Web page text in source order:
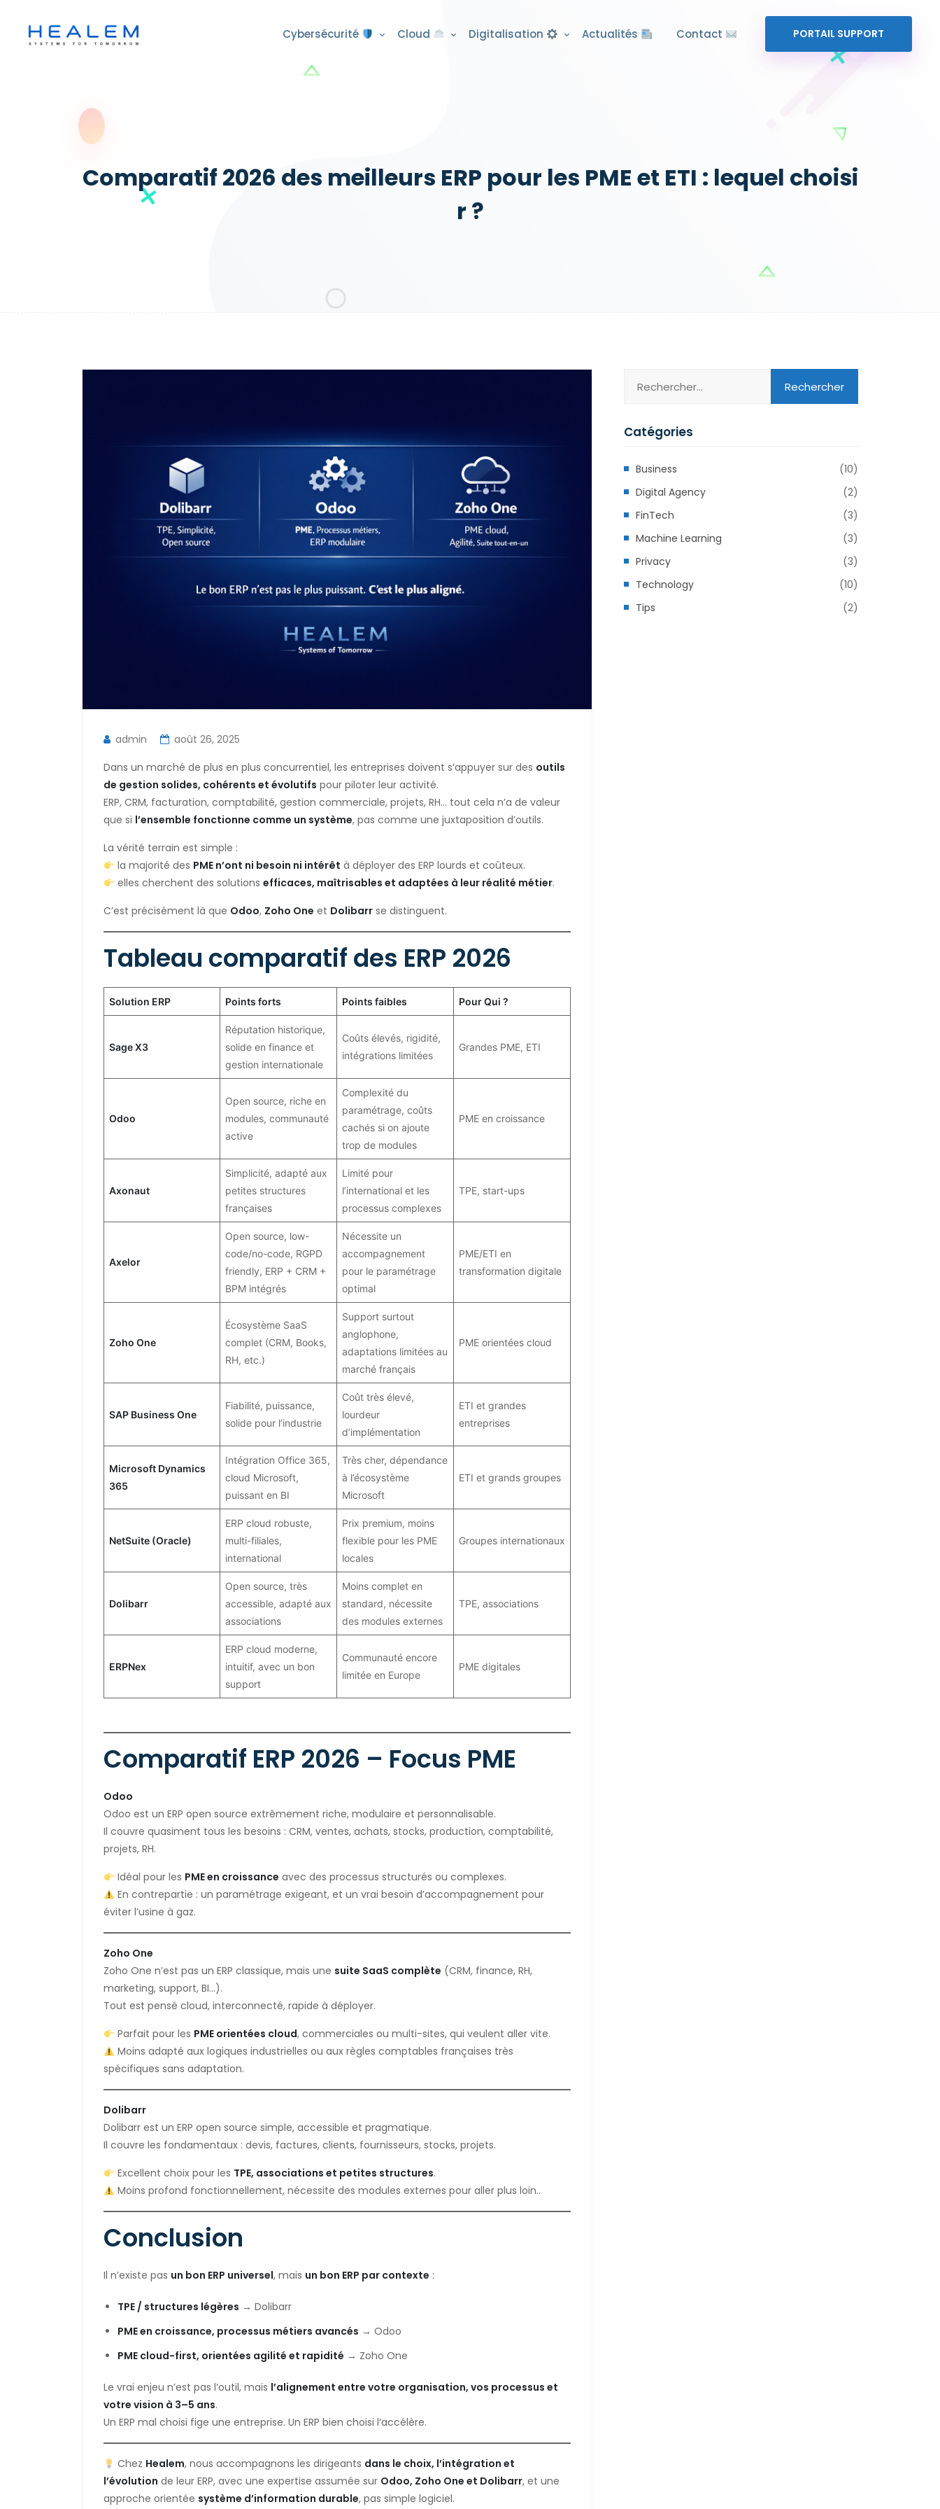
Cybersécurité Cloud Digitalisation Actualités Contact PORTAIL SUPPORT
Comparatif 2026 des meilleurs ERP pour les PME et ETI : lequel choisi
r ?
admin
août 26, 2025
Dans un marché de plus en plus concurrentiel, les entreprises doivent s’appuyer sur des outils
de gestion solides, cohérents et évolutifs pour piloter leur activité.
ERP, CRM, facturation, comptabilité, gestion commerciale, projets, RH… tout cela n’a de valeur
que si l’ensemble fonctionne comme un système, pas comme une juxtaposition d’outils.
La vérité terrain est simple :
la majorité des PME n’ont ni besoin ni intérêt à déployer des ERP lourds et coûteux.
elles cherchent des solutions efficaces, maîtrisables et adaptées à leur réalité métier.
C’est précisément là que Odoo, Zoho One et Dolibarr se distinguent.
Tableau comparatif des ERP 2026
Solution ERP Points forts Points faibles Pour Qui ?
Sage X3
Réputation historique,
solide en finance et
gestion internationale
Coûts élevés, rigidité,
intégrations limitées
Grandes PME, ETI
Odoo
Open source, riche en
modules, communauté
active
Complexité du
paramétrage, coûts
cachés si on ajoute
trop de modules
PME en croissance
Axonaut
Simplicité, adapté aux
petites structures
françaises
Limité pour
l’international et les
processus complexes
TPE, start-ups
Axelor
Open source, low-
code/no-code, RGPD
friendly, ERP + CRM +
BPM intégrés
Nécessite un
accompagnement
pour le paramétrage
optimal
PME/ETI en
transformation digitale
Zoho One
Écosystème SaaS
complet (CRM, Books,
RH, etc.)
Support surtout
anglophone,
adaptations limitées au
marché français
PME orientées cloud
SAP Business One
Fiabilité, puissance,
solide pour l’industrie
Coût très élevé,
lourdeur
d’implémentation
ETI et grandes
entreprises
Microsoft Dynamics
365
Intégration Office 365,
cloud Microsoft,
puissant en BI
Très cher, dépendance
à l’écosystème
Microsoft
ETI et grands groupes
NetSuite (Oracle)
ERP cloud robuste,
multi-filiales,
international
Prix premium, moins
flexible pour les PME
locales
Groupes internationaux
Dolibarr
Open source, très
accessible, adapté aux
associations
Moins complet en
standard, nécessite
des modules externes
TPE, associations
ERPNex
ERP cloud moderne,
intuitif, avec un bon
support
Communauté encore
limitée en Europe
PME digitales
Comparatif ERP 2026 – Focus PME
Odoo
Odoo est un ERP open source extrêmement riche, modulaire et personnalisable.
Il couvre quasiment tous les besoins : CRM, ventes, achats, stocks, production, comptabilité,
projets, RH.
Idéal pour les PME en croissance avec des processus structurés ou complexes.
En contrepartie : un paramétrage exigeant, et un vrai besoin d’accompagnement pour
éviter l’usine à gaz.
Zoho One
Zoho One n’est pas un ERP classique, mais une suite SaaS complète (CRM, finance, RH,
marketing, support, BI…).
Tout est pensé cloud, interconnecté, rapide à déployer.
Parfait pour les PME orientées cloud, commerciales ou multi-sites, qui veulent aller vite.
Moins adapté aux logiques industrielles ou aux règles comptables françaises très
spécifiques sans adaptation.
Dolibarr
Dolibarr est un ERP open source simple, accessible et pragmatique.
Il couvre les fondamentaux : devis, factures, clients, fournisseurs, stocks, projets.
Excellent choix pour les TPE, associations et petites structures.
Moins profond fonctionnellement, nécessite des modules externes pour aller plus loin..
Conclusion
Il n’existe pas un bon ERP universel, mais un bon ERP par contexte :
TPE / structures légères → Dolibarr
PME en croissance, processus métiers avancés → Odoo
PME cloud-first, orientées agilité et rapidité → Zoho One
Le vrai enjeu n’est pas l’outil, mais l’alignement entre votre organisation, vos processus et
votre vision à 3–5 ans.
Un ERP mal choisi fige une entreprise. Un ERP bien choisi l’accélère.
Chez Healem, nous accompagnons les dirigeants dans le choix, l’intégration et
l’évolution de leur ERP, avec une expertise assumée sur Odoo, Zoho One et Dolibarr, et une
approche orientée système d’information durable, pas simple logiciel.
Catégories
Business
(10)
Digital Agency
(2)
FinTech
(3)
Machine Learning
(3)
Privacy
(3)
Technology
(10)
Tips
(2)